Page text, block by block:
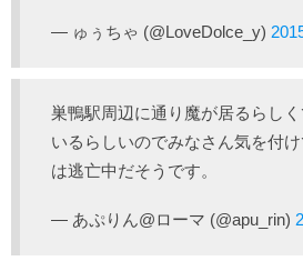
— ゅぅちゃ (@LoveDolce_y)
巣鴨駅周辺に通り魔が居るらし
いるらしいのでみなさん気を付
は逃亡中だそうです。
— あぷりん@ローマ (@apu_rin)